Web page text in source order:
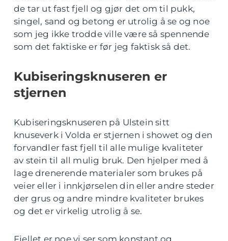
de tar ut fast fjell og gjør det om til pukk,
singel, sand og betong er utrolig å se og noe
som jeg ikke trodde ville være så spennende
som det faktiske er før jeg faktisk så det.
Kubiseringsknuseren er
stjernen
Kubiseringsknuseren på Ulstein sitt
knuseverk i Volda er stjernen i showet og den
forvandler fast fjell til alle mulige kvaliteter
av stein til all mulig bruk. Den hjelper med å
lage drenerende materialer som brukes på
veier eller i innkjørselen din eller andre steder
der grus og andre mindre kvaliteter brukes
og det er virkelig utrolig å se.